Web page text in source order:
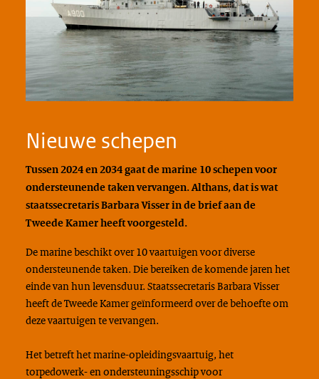
Nieuwe schepen
Tussen 2024 en 2034 gaat de marine 10 schepen voor
ondersteunende taken vervangen. Althans, dat is wat
staatssecretaris Barbara Visser in de brief aan de
Tweede Kamer heeft voorgesteld.
De marine beschikt over 10 vaartuigen voor diverse
ondersteunende taken. Die bereiken de komende jaren het
einde van hun levensduur. Staatssecretaris Barbara Visser
heeft de Tweede Kamer geïnformeerd over de behoefte om
deze vaartuigen te vervangen.
Het betreft het marine-opleidingsvaartuig, het
torpedowerk- en ondersteuningsschip voor